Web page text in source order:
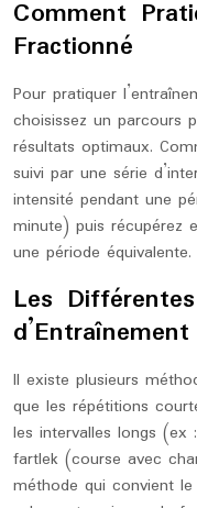
Comment
Fractionné
Pour pratiquer
choisissez un parcours
résultats optimaux.
suivi par une série
intensité pendant une
minute) puis récupérez
une période équivalente.
Les
Il existe plusieurs
que les répétitions
les intervalles longs
fartlek (course avec
méthode qui convient